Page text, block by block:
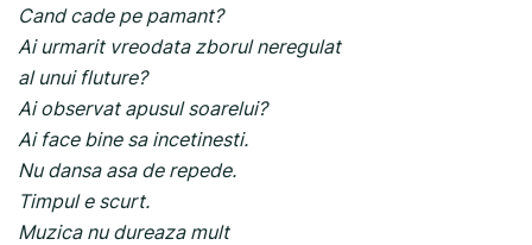
Cand cade pe pamant?
Ai urmarit vreodata zborul neregulat
al unui fluture?
Ai observat apusul soarelui?
Ai face bine sa incetinesti.
Nu dansa asa de repede.
Timpul e scurt.
Muzica nu dureaza mult